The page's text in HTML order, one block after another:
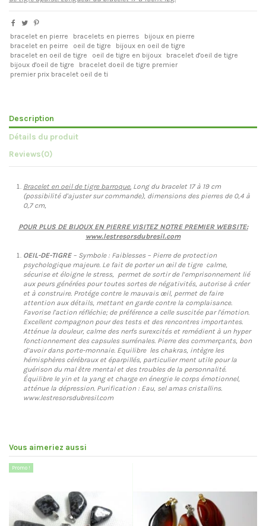
bracelet en pierre bracelets en pierres
bijoux en pierre
bracelet en peirre
oeil de tigre
bijoux en oeil de tigre
bracelet en oeil de tigre
oeil de tigre en bijoux
bracelet d'oeil de tigre
bijoux d'oeil de tigre
bracelet doeil de tigre premier
premier prix bracelet oeil de ti
Description
Détails du produit
Reviews(0)
Bracelet en oeil de tigre barroque. Long du bracelet 17 à 19 cm
(possibilité d'ajuster sur commande), dimensions des pierres de 0,4 à
0,7 cm,
POUR PLUS DE BIJOUX EN PIERRE VISITEZ NOTRE PREMIER WEBSITE:
www.lestresorsdubresil.com
OEIL-DE-TIGRE– Symbole : Faiblesses – Pierre de protection
psychologique majeure. Le fait de porter un œil de tigre calme,
sécurise et éloigne le stress, permet de sortir de l’emprisonnement lié
aux peurs générées pour toutes sortes de négativités, autorise à créer
et à construire. Protége contre le mauvais œil, permet de faire
attention aux détails, mettant en garde contre la complaisance.
Favorise l'action réfléchie; de préférence a celle suscitée par l'émotion.
Excellent compagnon pour des tests et des rencontres importantes.
Atténue la douleur, calme des nerfs surexcités et remédient à un hyper
fonctionnement des capsules surrénales. Pierre des commerçants, bon
d’avoir dans porte-monnaie. Equilibre les chakras, intègre les
hémisphères cérébraux et éparpillés, particulier ment utile pour la
guérison du mal être mental et des troubles de la personnalité.
Équilibre le yin et la yang et charge en énergie le corps émotionnel,
atténue la dépression. Purification : Eau, sel amas cristallins.
www.lestresorsdubresil.com
Vous aimeriez aussi
Promo !